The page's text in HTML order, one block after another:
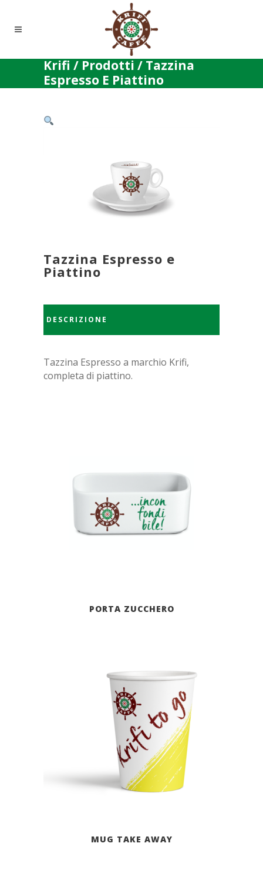
Krifi / Prodotti / Tazzina
Espresso E Piattino
Tazzina Espresso e
Piattino
DESCRIZIONE
Tazzina Espresso a marchio Krifi,
completa di piattino.
PORTA ZUCCHERO
MUG TAKE AWAY